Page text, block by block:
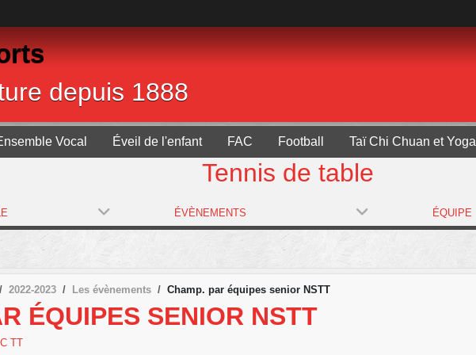
depuis 1888
Vocal Éveil de l'enfant FAC Football Taï Chi Chuan et Yoga
Tennis de table
ÉVÈNEMENTS ÉQUIPE
2022-2023 Les évènements Champ. par équipes senior NSTT
ÉQUIPES SENIOR NSTT
TT